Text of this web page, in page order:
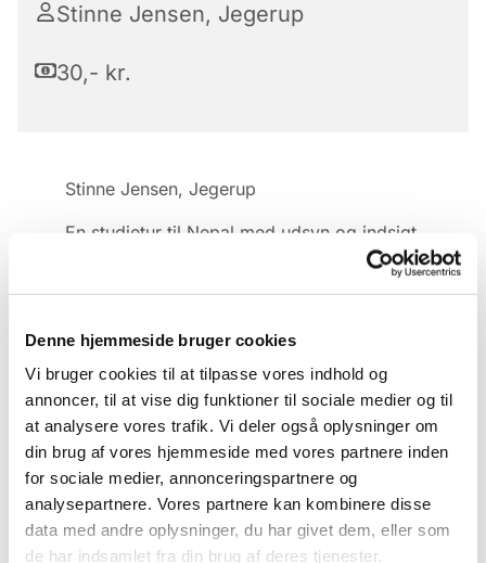
Denne hjemmeside bruger cookies
Vi bruger cookies til at tilpasse vores indhold og
annoncer, til at vise dig funktioner til sociale medier og til
at analysere vores trafik. Vi deler også oplysninger om
din brug af vores hjemmeside med vores partnere inden
for sociale medier, annonceringspartnere og
analysepartnere. Vores partnere kan kombinere disse
data med andre oplysninger, du har givet dem, eller som
de har indsamlet fra din brug af deres tjenester.
Stinne Jensen, Jegerup
30,- kr.
Stinne Jensen, Jegerup
En studietur til Nepal med udsyn og indsigt.